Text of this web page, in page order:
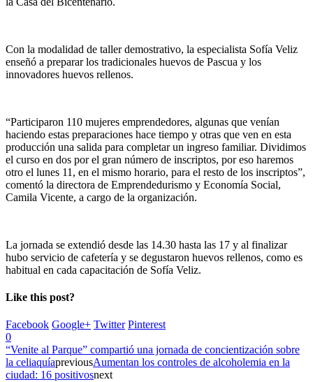
Con la modalidad de taller demostrativo, la especialista Sofía Veliz
enseñó a preparar los tradicionales huevos de Pascua y los
innovadores huevos rellenos.
“Participaron 110 mujeres emprendedores, algunas que venían
haciendo estas preparaciones hace tiempo y otras que ven en esta
producción una salida para completar un ingreso familiar. Dividimos
el curso en dos por el gran número de inscriptos, por eso haremos
otro el lunes 11, en el mismo horario, para el resto de los inscriptos”,
comentó la directora de Emprendedurismo y Economía Social,
Camila Vicente, a cargo de la organización.
La jornada se extendió desde las 14.30 hasta las 17 y al finalizar
hubo servicio de cafetería y se degustaron huevos rellenos, como es
habitual en cada capacitación de Sofía Veliz.
Like this post?
Facebook Google+ Twitter Pinterest
0
“Venite al Parque” compartió una jornada de concientización sobre
la celiaquíapreviousAumentan los controles de alcoholemia en la
ciudad: 16 positivosnext